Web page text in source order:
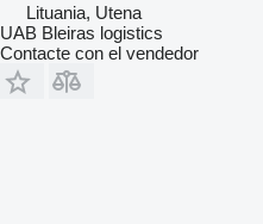
Lituania, Utena
UAB Bleiras logistics
Contacte con el vendedor